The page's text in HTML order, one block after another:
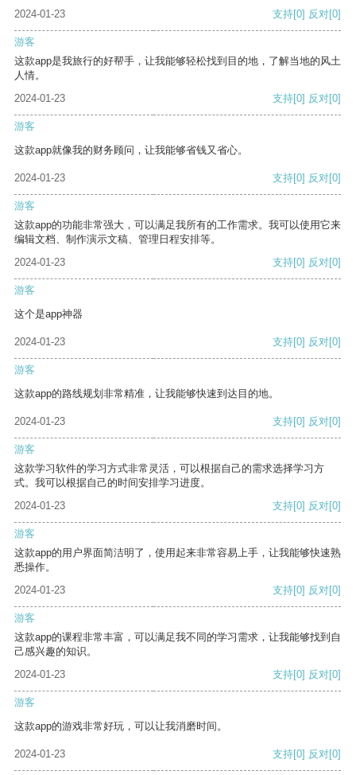
2024-01-23 支持[0] 反对[0]
游客
这款app是我旅行的好帮手，让我能够轻松找到目的地，了解当地的风土
人情。
2024-01-23
支持[0] 反对[0]
游客
这款app就像我的财务顾问，让我能够省钱又省心。
2024-01-23 支持[0] 反对[0]
游客
这款app的功能非常强大，可以满足我所有的工作需求。我可以使用它来
编辑文档、制作演示文稿、管理日程安排等。
2024-01-23
支持[0] 反对[0]
游客
这个是app神器
2024-01-23 支持[0] 反对[0]
游客
这款app的路线规划非常精准，让我能够快速到达目的地。
2024-01-23 支持[0] 反对[0]
游客
这款学习软件的学习方式非常灵活，可以根据自己的需求选择学习方
式。我可以根据自己的时间安排学习进度。
2024-01-23
支持[0] 反对[0]
游客
这款app的用户界面简洁明了，使用起来非常容易上手，让我能够快速熟
悉操作。
2024-01-23
支持[0] 反对[0]
游客
这款app的课程非常丰富，可以满足我不同的学习需求，让我能够找到自
己感兴趣的知识。
2024-01-23
支持[0] 反对[0]
游客
这款app的游戏非常好玩，可以让我消磨时间。
2024-01-23 支持[0] 反对[0]